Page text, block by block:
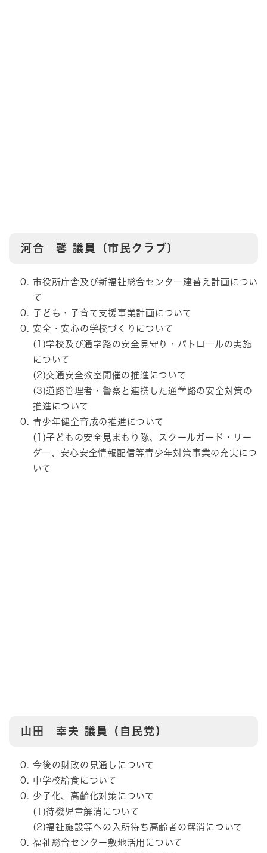
河合 馨 議員（市民クラブ）
市役所庁舎及び新福祉総合センター建替え計画につい
て
子ども・子育て支援事業計画について
安全・安心の学校づくりについて
(1)学校及び通学路の安全見守り・パトロールの実施
について
(2)交通安全教室開催の推進について
(3)道路管理者・警察と連携した通学路の安全対策の
推進について
青少年健全育成の推進について
(1)子どもの安全見まもり隊、スクールガード・リー
ダー、安心安全情報配信等青少年対策事業の充実につ
いて
山田 幸夫 議員（自民党）
今後の財政の見通しについて
中学校給食について
少子化、高齢化対策について
(1)待機児童解消について
(2)福祉施設等への入所待ち高齢者の解消について
福祉総合センター敷地活用について